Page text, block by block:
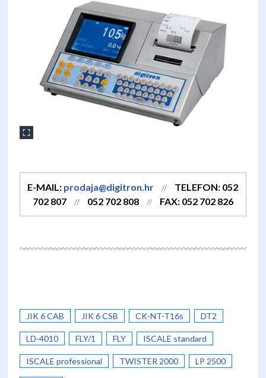
E-MAIL: prodaja@digitron.hr //
TELEFON: 052
702 807
// 052 702 808 // FAX: 052 702 826
JIK 6 CAB JIK 6 CSB CK-NT-T16s DT2
LD-4010 FLY/1 FLY ISCALE standard
ISCALE professional TWISTER 2000 LP 2500